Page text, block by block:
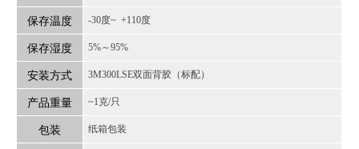
保存温度 -30度~ +110度
保存湿度 5%～95%
安装方式 3M300LSE双面背胶（标配）
产品重量 ~1克/只
包装 纸箱包装